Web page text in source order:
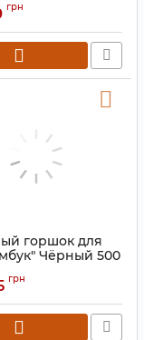
9200793
грн
горшок для
Чёрный 500
9200721
грн